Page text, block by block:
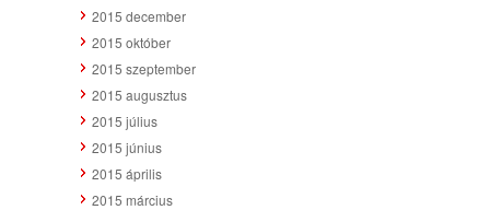
2015 december
2015 október
2015 szeptember
2015 augusztus
2015 július
2015 június
2015 április
2015 március